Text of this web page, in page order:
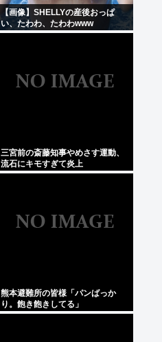
【画像】SHELLYの産後おっぱ
い、たわわ、たわわwww
三宮前の斎藤知事やめさす運動、
流石にキモすぎて炎上
熊本避難所の皆様「パンばっか
り。飽き飽きしてる」